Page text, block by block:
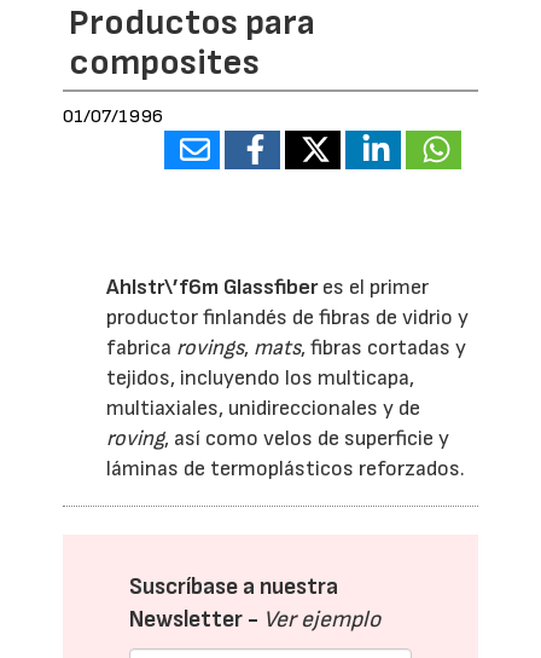
Productos para
composites
01/07/1996
Ahlstr\’f6m Glassfiberes el primer
productor finlandés de fibras de vidrio y
fabrica rovings, mats, fibras cortadas y
tejidos, incluyendo los multicapa,
multiaxiales, unidireccionales y de
roving, así como velos de superficie y
láminas de termoplásticos reforzados.
Suscríbase a nuestra
Newsletter - Ver ejemplo